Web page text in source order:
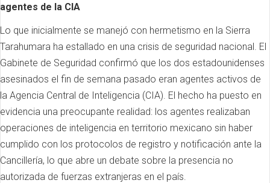
agentes de la CIA
Lo que inicialmente se manejó con hermetismo en la Sierra
Tarahumara ha estallado en una crisis de seguridad nacional. El
Gabinete de Seguridad confirmó que los dos estadounidenses
asesinados el fin de semana pasado eran agentes activos de
la Agencia Central de Inteligencia (CIA). El hecho ha puesto en
evidencia una preocupante realidad: los agentes realizaban
operaciones de inteligencia en territorio mexicano sin haber
cumplido con los protocolos de registro y notificación ante la
Cancillería, lo que abre un debate sobre la presencia no
autorizada de fuerzas extranjeras en el país.